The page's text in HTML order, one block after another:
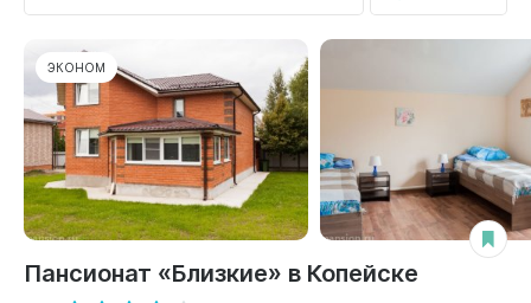
ЭКОНОМ
Пансионат «Близкие» в Копейске